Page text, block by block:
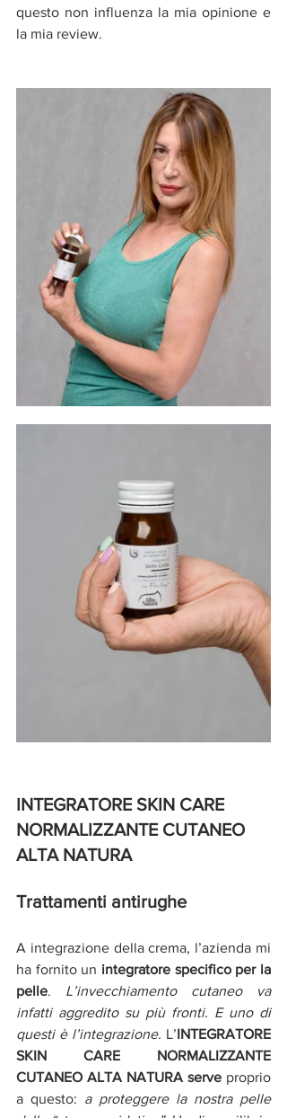
questo non influenza la mia opinione e
la mia review.
INTEGRATORE SKIN CARE
NORMALIZZANTE CUTANEO
ALTA NATURA
Trattamenti antirughe
A integrazione della crema, l’azienda mi
ha fornito un integratore specifico per la
pelle. L’invecchiamento cutaneo va
infatti aggredito su più fronti. E uno di
questi è l’integrazione. L’INTEGRATORE
SKIN CARE NORMALIZZANTE
CUTANEO ALTA NATURA serve proprio
a questo: a proteggere la nostra pelle